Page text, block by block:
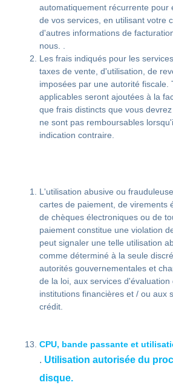
automatiquement récurrente pour
de vos services, en utilisant votre
d'autres informations de
nous. .
Les frais indiqués pour les
taxes de vente, d'utilisation, de
imposées par une autorité fiscale.
applicables seront ajoutées à la
que frais distincts que vous
ne sont pas remboursables
indication contraire.
L'utilisation abusive ou
cartes de paiement, de virements
de chèques électroniques ou de
paiement constitue une violation
peut signaler une telle utilisation
comme déterminé à la seule
autorités gouvernementales et
de la loi, aux services d'évaluation
institutions financières et / ou aux
crédit.
CPU, bande passante et
. Utilisation autorisée du
disque.